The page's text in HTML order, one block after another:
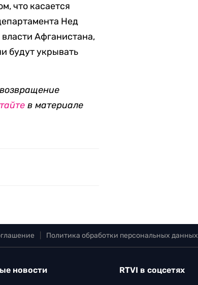
что касается
Нед
Афганистана,
будут укрывать
в материале
Политика обработки персональных данных
новости RTVI в соцсетях